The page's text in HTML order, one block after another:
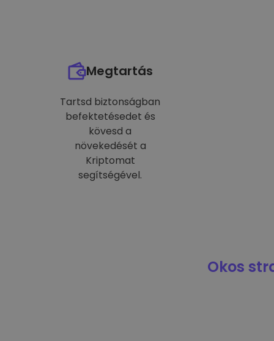
Megtartás
Tartsd biztonságban
befektetésedet és
kövesd a
növekedését a
Kriptomat
segítségével.
Okos